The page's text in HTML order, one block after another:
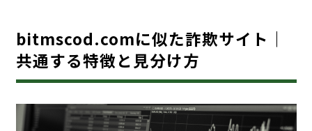
bitmscod.comに似た詐欺サイト｜
共通する特徴と見分け方